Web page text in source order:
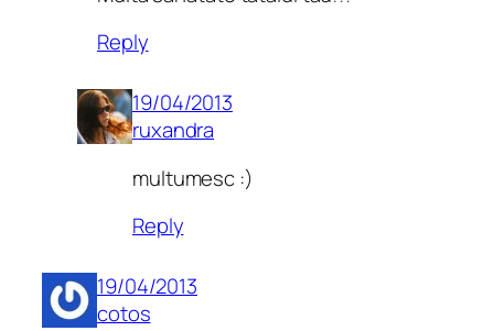
Reply
19/04/2013
ruxandra
multumesc :)
Reply
19/04/2013
cotos